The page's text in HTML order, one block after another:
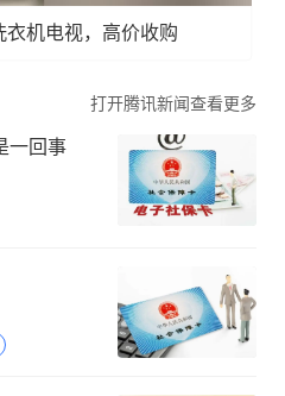
机电视，高价收购
打开腾讯新闻查看更多
一回事